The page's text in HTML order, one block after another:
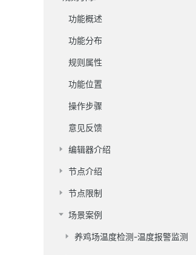
功能概述
功能分布
规则属性
功能位置
操作步骤
意见反馈
编辑器介绍
节点介绍
节点限制
场景案例
养鸡场温度检测-温度报警监测